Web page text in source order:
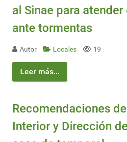
al Sinae para
ante tormentas
Autor Locales 19
Leer más...
Recomendaciones
Interior y Dirección